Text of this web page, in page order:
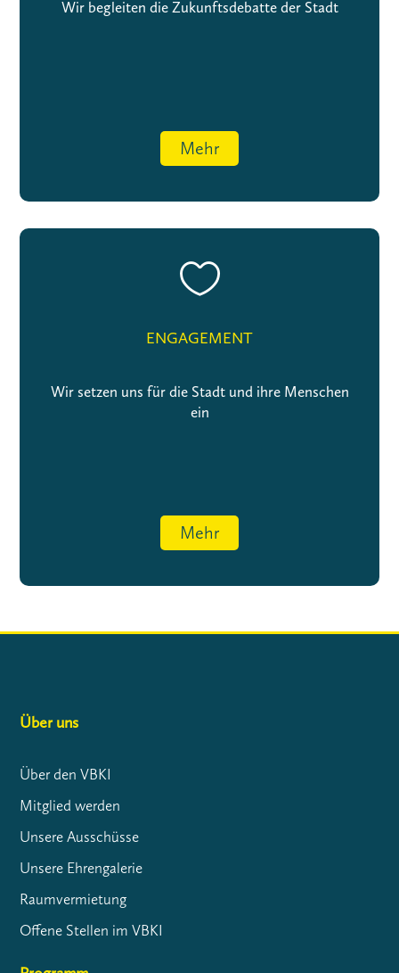
Wir begleiten die Zukunftsdebatte der Stadt
Mehr

ENGAGEMENT
Wir setzen uns für die Stadt und ihre Menschen
ein
Mehr
Über uns
Über den VBKI
Mitglied werden
Unsere Ausschüsse
Unsere Ehrengalerie
Raumvermietung
Offene Stellen im VBKI